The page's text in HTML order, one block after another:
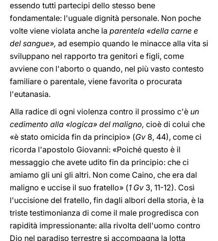
essendo tutti partecipi dello stesso bene
fondamentale: l'uguale dignità personale. Non poche
volte viene violata anche la parentela «della carne e
del sangue», ad esempio quando le minacce alla vita si
sviluppano nel rapporto tra genitori e figli, come
avviene con l'aborto o quando, nel più vasto contesto
familiare o parentale, viene favorita o procurata
l'eutanasia.
Alla radice di ogni violenza contro il prossimo c'è un
cedimento alla «logica» del maligno, cioè di colui che
«è stato omicida fin da principio» (Gv 8, 44), come ci
ricorda l'apostolo Giovanni: «Poiché questo è il
messaggio che avete udito fin da principio: che ci
amiamo gli uni gli altri. Non come Caino, che era dal
maligno e uccise il suo fratello» (1 Gv 3, 11-12). Così
l'uccisione del fratello, fin dagli albori della storia, è la
triste testimonianza di come il male progredisca con
rapidità impressionante: alla rivolta dell'uomo contro
Dio nel paradiso terrestre si accompagna la lotta